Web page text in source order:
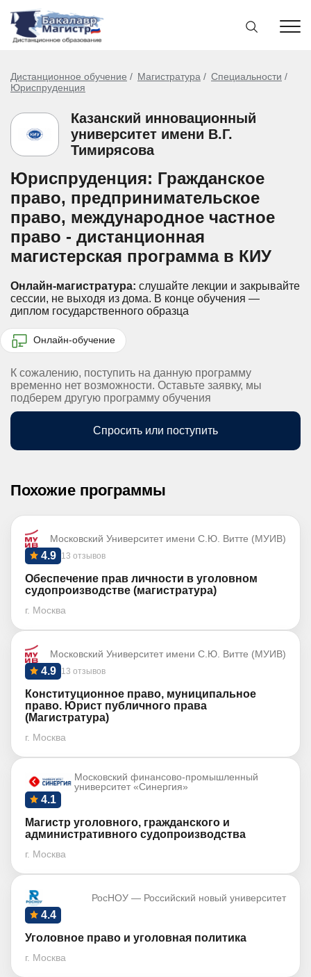
Дистанционное обучение Магистратура
Специальности
Юриспруденция
Казанский инновационный
университет имени В.Г.
Тимирясова
Юриспруденция: Гражданское
право, предпринимательское
право, международное частное
право - дистанционная
магистерская программа в КИУ
Онлайн-магистратура: слушайте лекции и закрывайте
сессии, не выходя из дома. В конце обучения —
диплом государственного образца
Онлайн-обучение
К сожалению, поступить на данную программу
временно нет возможности. Оставьте заявку, мы
подберем другую программу обучения
Спросить или поступить
Похожие программы
Московский Университет имени С.Ю. Витте (МУИВ)
13 отзывов
4.9
Обеспечение прав личности в уголовном
судопроизводстве (магистратура)
г. Москва
Московский Университет имени С.Ю. Витте (МУИВ)
13 отзывов
4.9
Конституционное право, муниципальное
право. Юрист публичного права
(Магистратура)
г. Москва
Московский финансово-промышленный
университет «Синергия»
4.1
Магистр уголовного, гражданского и
административного судопроизводства
г. Москва
РосНОУ — Российский новый университет
4.4
Уголовное право и уголовная политика
г. Москва